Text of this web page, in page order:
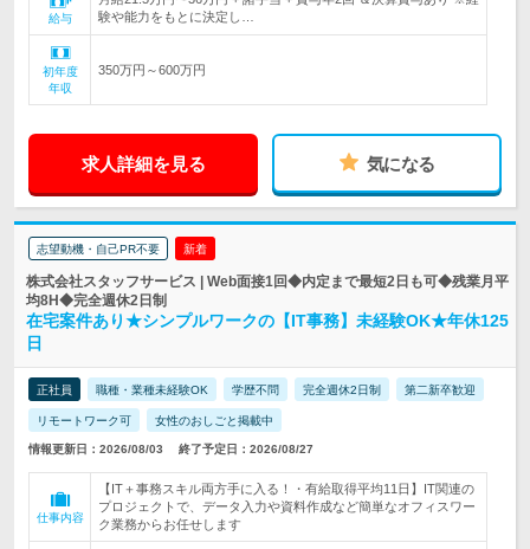
給与
験や能力をもとに決定し…
初年度
年収
350万円～600万円
求人詳細を見る 気になる
志望動機・自己PR不要 新着
株式会社スタッフサービス | Web面接1回◆内定まで最短2日も可◆残業月平
均8H◆完全週休2日制
在宅案件あり★シンプルワークの【IT事務】未経験OK★年休125
日
正社員 職種・業種未経験OK 学歴不問 完全週休2日制 第二新卒歓迎
リモートワーク可 女性のおしごと掲載中
情報更新日：2026/08/03 終了予定日：2026/08/27
仕事内容
【IT＋事務スキル両方手に入る！・有給取得平均11日】IT関連の
プロジェクトで、データ入力や資料作成など簡単なオフィスワー
ク業務からお任せします